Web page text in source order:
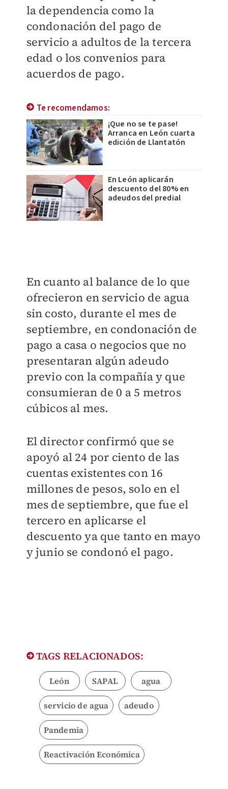
la dependencia como la
condonación del pago de
servicio a adultos de la tercera
edad o los convenios para
acuerdos de pago.
Te recomendamos:
¡Que no se te pase!
Arranca en León cuarta
edición de Llantatón
En León aplicarán
descuento del 80% en
adeudos del predial
En cuanto al balance de lo que
ofrecieron en servicio de agua
sin costo, durante el mes de
septiembre, en condonación de
pago a casa o negocios que no
presentaran algún adeudo
previo con la compañía y que
consumieran de 0 a 5 metros
cúbicos al mes.
El director confirmó que se
apoyó al 24 por ciento de las
cuentas existentes con 16
millones de pesos, solo en el
mes de septiembre, que fue el
tercero en aplicarse el
descuento ya que tanto en mayo
y junio se condonó el pago.
TAGS RELACIONADOS:
León SAPAL agua
servicio de agua adeudo
Pandemia
Reactivación Económica